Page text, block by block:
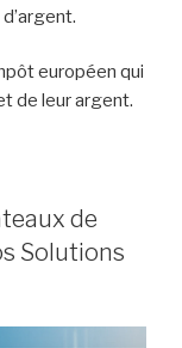
européen qui
de leur argent.
de
Solutions